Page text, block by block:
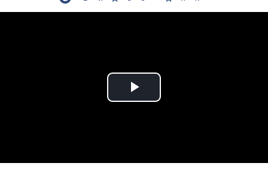
Play Video